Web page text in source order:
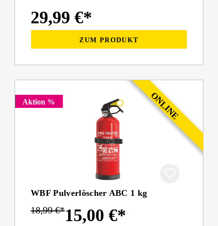
29,99 €*
ZUM PRODUKT
Aktion %
WBF Pulverlöscher ABC 1 kg
15,00 €*
18,99 €*